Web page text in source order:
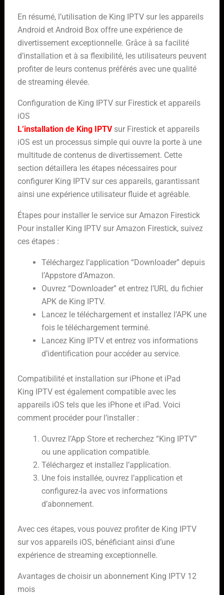
En résumé, l’utilisation de King IPTV sur les appareils
Android et Android Box offre une expérience de
divertissement exceptionnelle. Grâce à sa facilité
d’installation et à sa flexibilité, les utilisateurs peuvent
profiter de leurs contenus préférés avec une qualité
de streaming élevée.
Configuration de King IPTV sur Firestick et appareils
iOS
L’installation de King IPTV sur Firestick et appareils
iOS est un processus simple qui ouvre la porte à une
multitude de contenus de divertissement. Cette
section détaillera les étapes nécessaires pour
configurer King IPTV sur ces appareils, garantissant
ainsi une expérience utilisateur fluide et agréable.
Étapes pour installer le service sur Amazon Firestick
Pour installer King IPTV sur Amazon Firestick, suivez
ces étapes :
Téléchargez l’application “Downloader” depuis
l’Appstore d’Amazon.
Ouvrez “Downloader” et entrez l’URL du fichier
APK de King IPTV.
Lancez le téléchargement et installez l’APK une
fois le téléchargement terminé.
Lancez King IPTV et entrez vos informations
d’identification pour accéder au service.
Compatibilité et installation sur iPhone et iPad
King IPTV est également compatible avec les
appareils iOS tels que les iPhone et iPad. Voici
comment procéder pour l’installer :
Ouvrez l’App Store et recherchez “King IPTV”
ou une application compatible.
Téléchargez et installez l’application.
Une fois installée, ouvrez l’application et
configurez-la avec vos informations
d’abonnement.
Avec ces étapes, vous pouvez profiter de King IPTV
sur vos appareils iOS, bénéficiant ainsi d’une
expérience de streaming exceptionnelle.
Avantages de choisir un abonnement King IPTV 12
mois